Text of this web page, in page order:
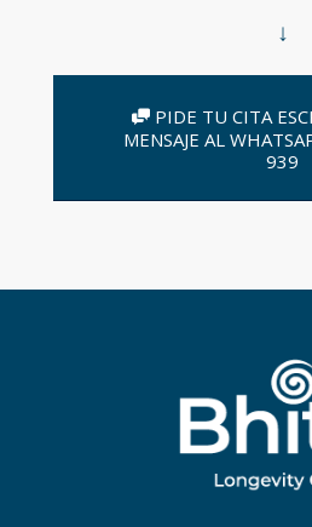
↓
PIDE TU CITA
MENSAJE AL
939